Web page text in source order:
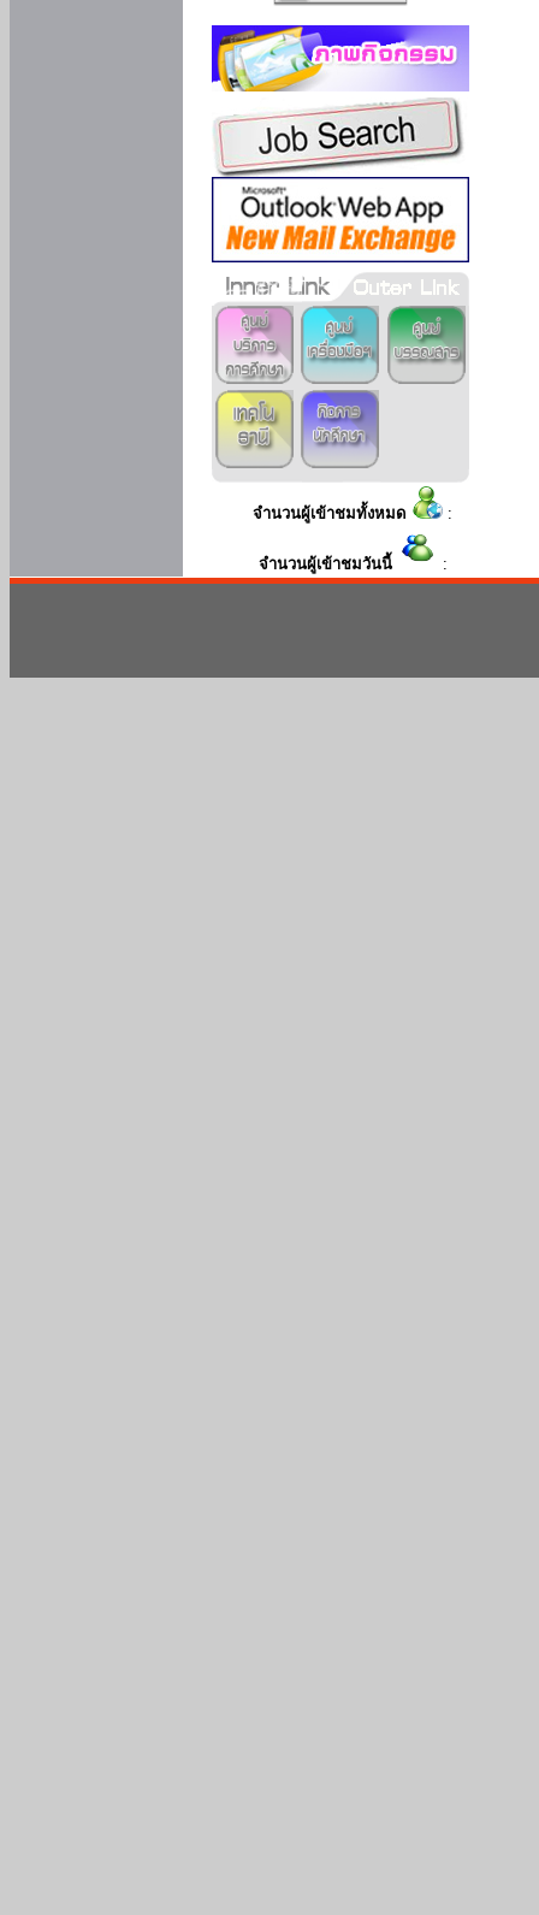
จำนวนผู้เข้าชมทั้งหมด :
จำนวนผู้เข้าชมวันนี้ :